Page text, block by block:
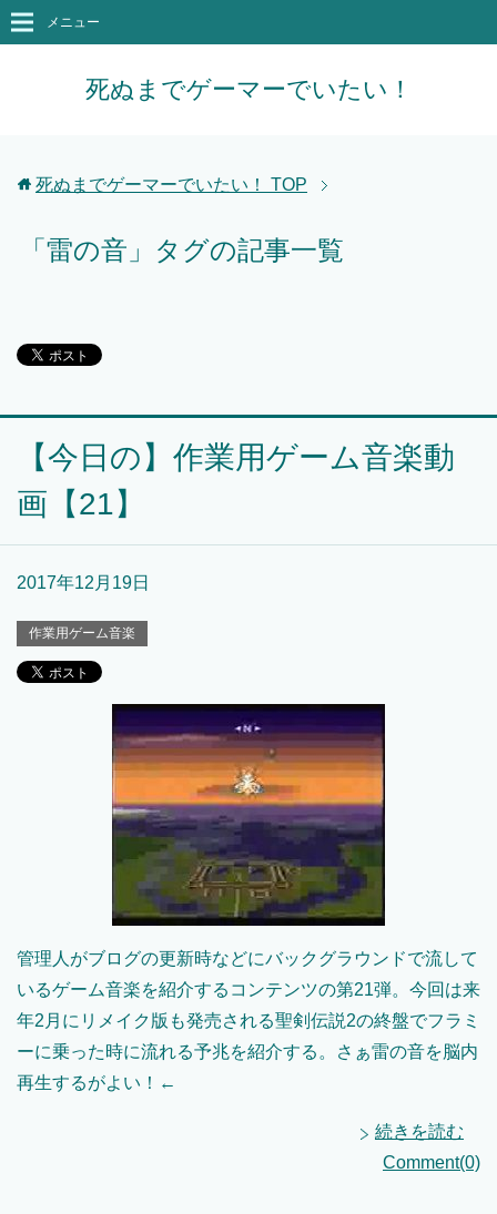
死ぬまでゲーマーでいたい！
メニュー
死ぬまでゲーマーでいたい！ TOP
「雷の音」タグの記事一覧
【今日の】作業用ゲーム音楽動
画【21】
2017年12月19日
作業用ゲーム音楽
管理人がブログの更新時などにバックグラウンドで流して
いるゲーム音楽を紹介するコンテンツの第21弾。今回は来
年2月にリメイク版も発売される聖剣伝説2の終盤でフラミ
ーに乗った時に流れる予兆を紹介する。さぁ雷の音を脳内
再生するがよい！←
続きを読む
Comment(0)